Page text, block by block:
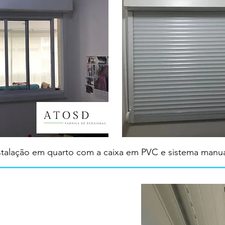
em quarto com a caixa em PVC e sistema